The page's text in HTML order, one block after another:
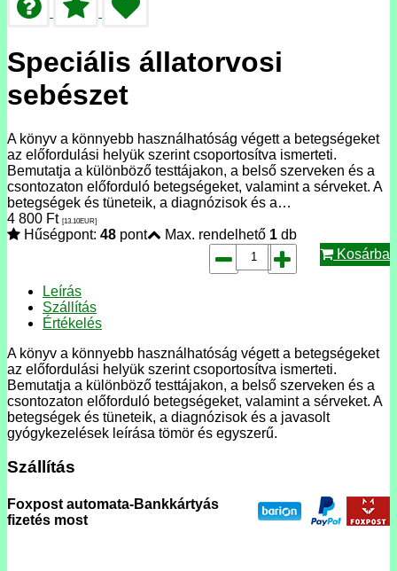
Speciális állatorvosi
sebészet
A könyv a könnyebb használhatóság végett a betegségeket
az előfordulási helyük szerint csoportosítva ismerteti.
Bemutatja a különböző testtájakon, a belső szerveken és a
csontozaton előforduló betegségeket, valamint a sérveket. A
betegségek és tüneteik, a diagnózisok és a…
4 800 Ft [13.10EUR]
Hűségpont: 48 pont Max. rendelhető 1 db
Kosárba
Leírás
Szállítás
Értékelés
A könyv a könnyebb használhatóság végett a betegségeket
az előfordulási helyük szerint csoportosítva ismerteti.
Bemutatja a különböző testtájakon, a belső szerveken és a
csontozaton előforduló betegségeket, valamint a sérveket. A
betegségek és tüneteik, a diagnózisok és a javasolt
gyógykezelések leírása tömör és egyszerű.
Szállítás
Foxpost automata-Bankkártyás
fizetés most